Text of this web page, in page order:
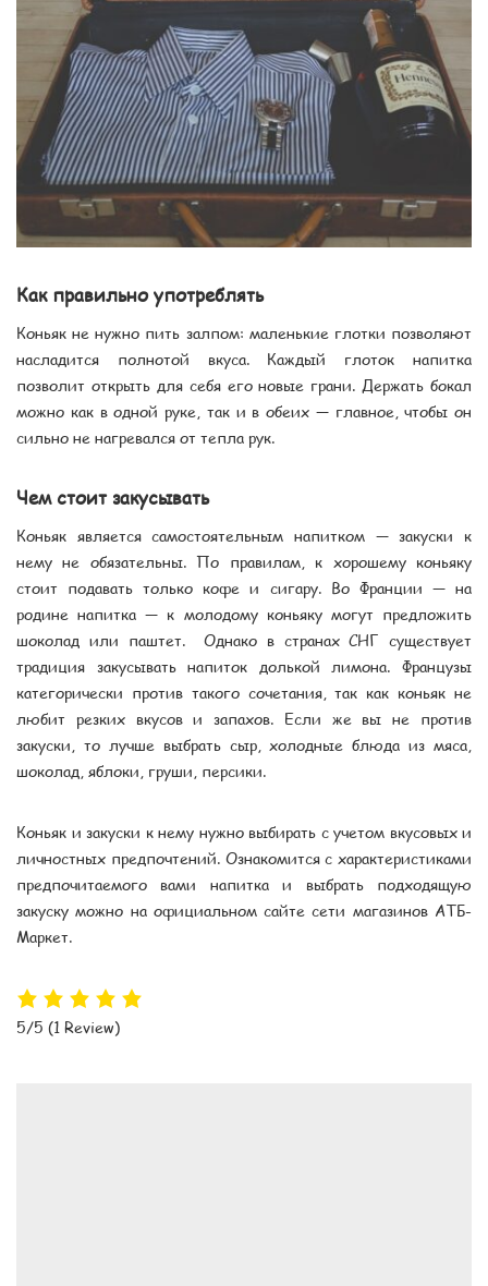
Как правильно употреблять
Коньяк не нужно пить залпом: маленькие глотки позволяют
насладится полнотой вкуса. Каждый глоток напитка
позволит открыть для себя его новые грани. Держать бокал
можно как в одной руке, так и в обеих — главное, чтобы он
сильно не нагревался от тепла рук.
Чем стоит закусывать
Коньяк является самостоятельным напитком — закуски к
нему не обязательны. По правилам, к хорошему коньяку
стоит подавать только кофе и сигару. Во Франции — на
родине напитка — к молодому коньяку могут предложить
шоколад или паштет. Однако в странах СНГ существует
традиция закусывать напиток долькой лимона. Французы
категорически против такого сочетания, так как коньяк не
любит резких вкусов и запахов. Если же вы не против
закуски, то лучше выбрать сыр, холодные блюда из мяса,
шоколад, яблоки, груши, персики.
Коньяк и закуски к нему нужно выбирать с учетом вкусовых и
личностных предпочтений. Ознакомится с характеристиками
предпочитаемого вами напитка и выбрать подходящую
закуску можно на официальном сайте сети магазинов АТБ-
Маркет.
5/5 (1 Review)